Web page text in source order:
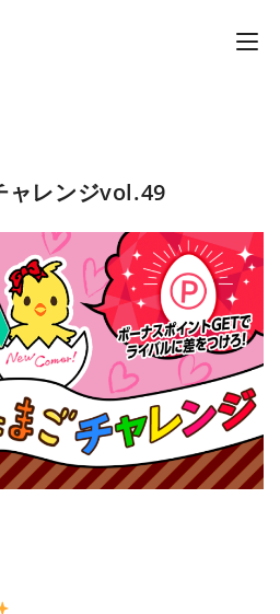
ャレンジvol.49